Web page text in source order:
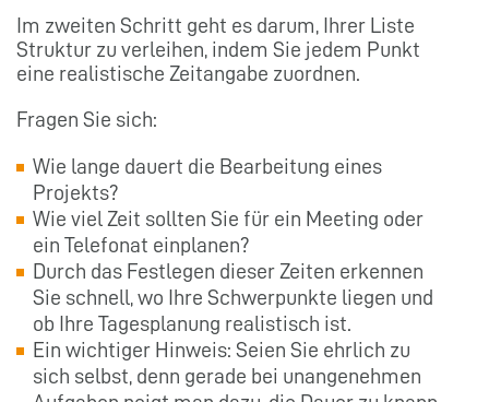
Im zweiten Schritt geht es darum, Ihrer Liste
Struktur zu verleihen, indem Sie jedem Punkt
eine realistische Zeitangabe zuordnen.
Fragen Sie sich:
Wie lange dauert die Bearbeitung eines
Projekts?
Wie viel Zeit sollten Sie für ein Meeting oder
ein Telefonat einplanen?
Durch das Festlegen dieser Zeiten erkennen
Sie schnell, wo Ihre Schwerpunkte liegen und
ob Ihre Tagesplanung realistisch ist.
Ein wichtiger Hinweis: Seien Sie ehrlich zu
sich selbst, denn gerade bei unangenehmen